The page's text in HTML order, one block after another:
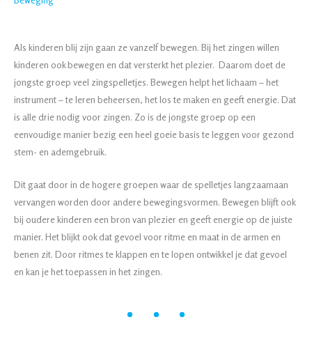
Als kinderen blij zijn gaan ze vanzelf bewegen. Bij het zingen willen
kinderen ook bewegen en dat versterkt het plezier. Daarom doet de
jongste groep veel zingspelletjes. Bewegen helpt het lichaam – het
instrument – te leren beheersen, het los te maken en geeft energie. Dat
is alle drie nodig voor zingen. Zo is de jongste groep op een
eenvoudige manier bezig een heel goeie basis te leggen voor gezond
stem- en ademgebruik.
Dit gaat door in de hogere groepen waar de spelletjes langzaamaan
vervangen worden door andere bewegingsvormen. Bewegen blijft ook
bij oudere kinderen een bron van plezier en geeft energie op de juiste
manier. Het blijkt ook dat gevoel voor ritme en maat in de armen en
benen zit. Door ritmes te klappen en te lopen ontwikkel je dat gevoel
en kan je het toepassen in het zingen.